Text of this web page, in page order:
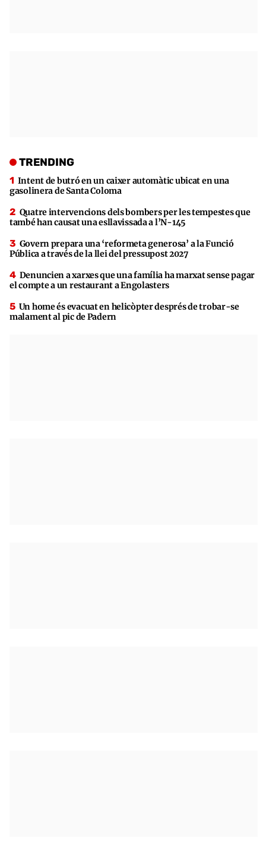
TRENDING
Intent de butró en un caixer automàtic ubicat en una
gasolinera de Santa Coloma
Quatre intervencions dels bombers per les tempestes que
també han causat una esllavissada a l’N-145
Govern prepara una ‘reformeta generosa’ a la Funció
Pública a través de la llei del pressupost 2027
Denuncien a xarxes que una família ha marxat sense pagar
el compte a un restaurant a Engolasters
Un home és evacuat en helicòpter després de trobar-se
malament al pic de Padern